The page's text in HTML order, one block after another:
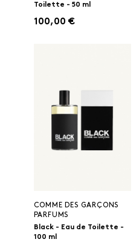
Toilette - 50 ml
100,00 €
COMME DES GARÇONS
PARFUMS
Black - Eau de Toilette -
100 ml